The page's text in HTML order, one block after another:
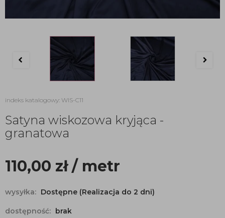
indeks katalogowy: WIS-C11
Satyna wiskozowa kryjąca -
granatowa
110,00 zł/ metr
wysyłka: Dostępne (Realizacja do 2 dni)
dostępność: brak